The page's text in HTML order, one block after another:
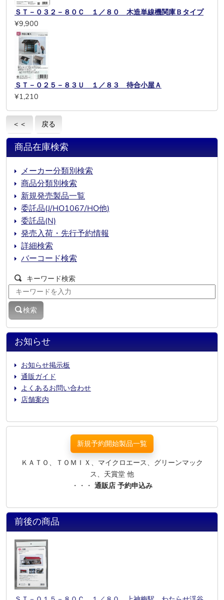
ＳＴ－０３２－８０Ｃ １／８０ 木造単線機関庫Ｂタイプ
¥9,900
ＳＴ－０２５－８３Ｕ １／８３ 待合小屋Ａ
¥1,210
＜＜ 戻る
お知らせ
お知らせ掲示板
通販ガイド
よくあるお問い合わせ
店舗案内
商品在庫検索
メーカー分類別検索
商品分類別検索
新規発売製品一覧
委託品(J/HO1067/HO他)
委託品(N)
発売入荷・先行予約情報
詳細検索
バーコード検索
キーワード検索
検索
新規予約開始製品一覧
ＫＡＴＯ、ＴＯＭＩＸ、マイクロエース、グリーンマック
ス、天賞堂 他
・・・ 通販店 予約申込み
前後の商品